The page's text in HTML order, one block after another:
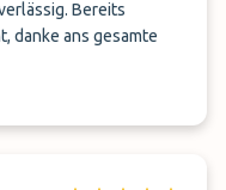
Bereits
danke ans gesamte